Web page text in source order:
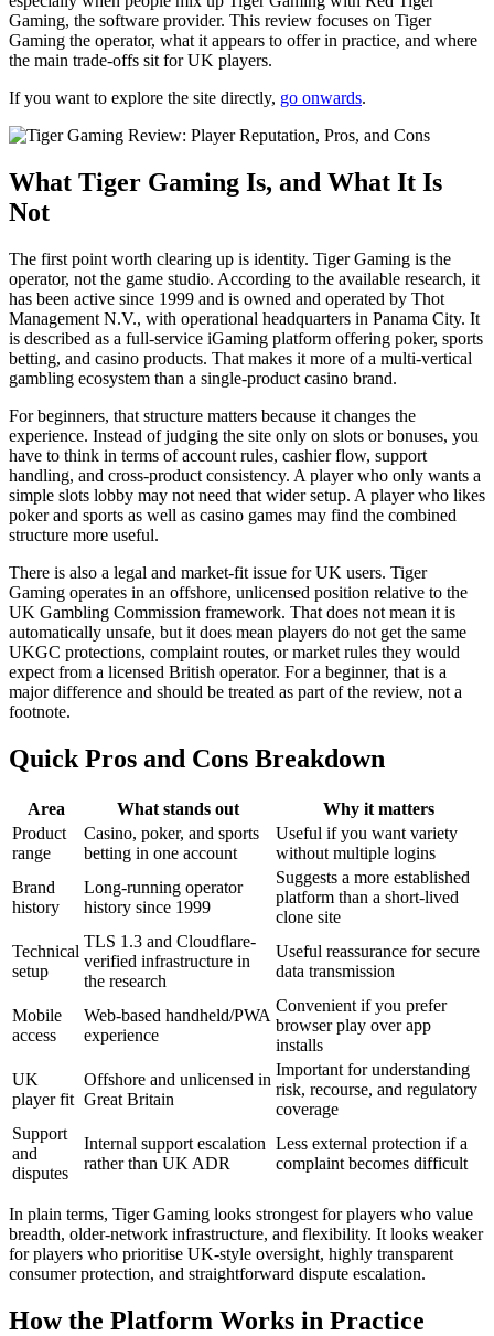
Gaming, the software provider. This review focuses on Tiger
Gaming the operator, what it appears to offer in practice, and where
the main trade-offs sit for UK players.
If you want to explore the site directly, go onwards.
What Tiger Gaming Is, and What It Is
Not
The first point worth clearing up is identity. Tiger Gaming is the
operator, not the game studio. According to the available research, it
has been active since 1999 and is owned and operated by Thot
Management N.V., with operational headquarters in Panama City. It
is described as a full-service iGaming platform offering poker, sports
betting, and casino products. That makes it more of a multi-vertical
gambling ecosystem than a single-product casino brand.
For beginners, that structure matters because it changes the
experience. Instead of judging the site only on slots or bonuses, you
have to think in terms of account rules, cashier flow, support
handling, and cross-product consistency. A player who only wants a
simple slots lobby may not need that wider setup. A player who likes
poker and sports as well as casino games may find the combined
structure more useful.
There is also a legal and market-fit issue for UK users. Tiger
Gaming operates in an offshore, unlicensed position relative to the
UK Gambling Commission framework. That does not mean it is
automatically unsafe, but it does mean players do not get the same
UKGC protections, complaint routes, or market rules they would
expect from a licensed British operator. For a beginner, that is a
major difference and should be treated as part of the review, not a
footnote.
Quick Pros and Cons Breakdown
Area What stands out
Why it matters
Product
range
Casino, poker, and sports
betting in one account
Useful if you want variety
without multiple logins
Brand
history
Long-running operator
history since 1999
Suggests a more established
platform than a short-lived
clone site
Technical
setup
TLS 1.3 and Cloudflare-
verified infrastructure in
the research
Useful reassurance for secure
data transmission
Mobile
access
Web-based handheld/PWA
experience
Convenient if you prefer
browser play over app
installs
UK
player fit
Offshore and unlicensed in
Great Britain
Important for understanding
risk, recourse, and regulatory
coverage
Support
and
disputes
Internal support escalation
rather than UK ADR
Less external protection if a
complaint becomes difficult
In plain terms, Tiger Gaming looks strongest for players who value
breadth, older-network infrastructure, and flexibility. It looks weaker
for players who prioritise UK-style oversight, highly transparent
consumer protection, and straightforward dispute escalation.
How the Platform Works in Practice